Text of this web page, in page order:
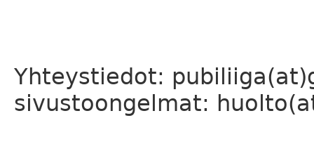
Yhteystiedot:
sivustoongelmat: